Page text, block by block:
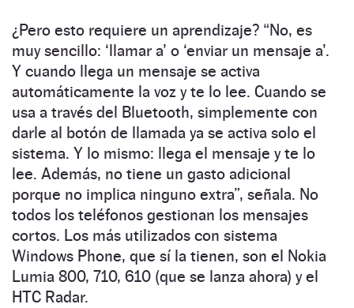
¿Pero esto requiere un aprendizaje? “No, es
muy sencillo: ‘llamar a’ o ‘enviar un mensaje a’.
Y cuando llega un mensaje se activa
automáticamente la voz y te lo lee. Cuando se
usa a través del Bluetooth, simplemente con
darle al botón de llamada ya se activa solo el
sistema. Y lo mismo: llega el mensaje y te lo
lee. Además, no tiene un gasto adicional
porque no implica ninguno extra”, señala. No
todos los teléfonos gestionan los mensajes
cortos. Los más utilizados con sistema
Windows Phone, que sí la tienen, son el Nokia
Lumia 800, 710, 610 (que se lanza ahora) y el
HTC Radar.